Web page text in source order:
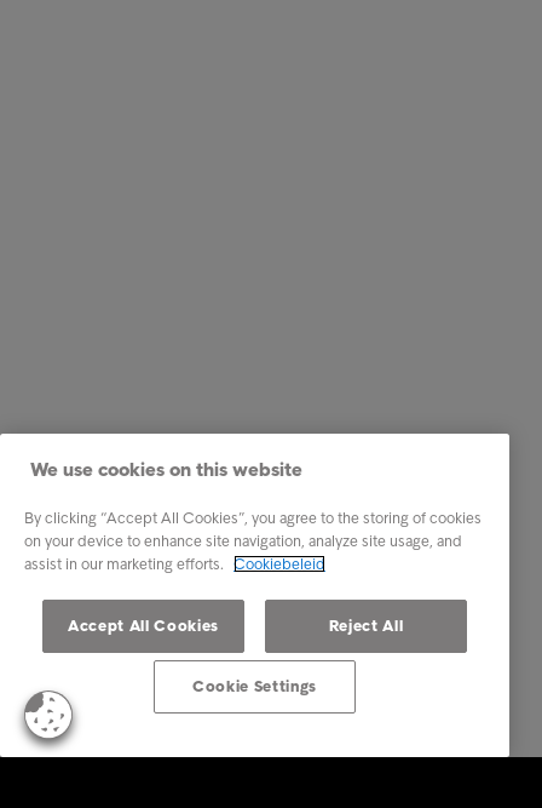
We use cookies on this website
By clicking “Accept All Cookies”, you agree to the storing of cookies
on your device to enhance site navigation, analyze site usage, and
assist in our marketing efforts. Cookiebeleid
Accept All Cookies Reject All
Cookie Settings